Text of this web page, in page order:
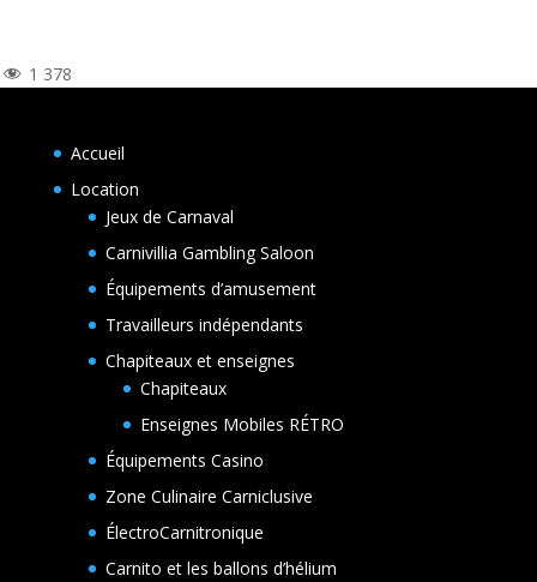
1 378
Accueil
Location
Jeux de Carnaval
Carnivillia Gambling Saloon
Équipements d’amusement
Travailleurs indépendants
Chapiteaux et enseignes
Chapiteaux
Enseignes Mobiles RÉTRO
Équipements Casino
Zone Culinaire Carniclusive
ÉlectroCarnitronique
Carnito et les ballons d’hélium